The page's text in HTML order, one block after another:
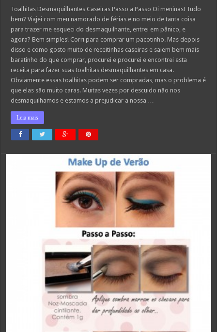
Desmaquilhantes
Passo
a
Passo
Toalhitas Desmaquilhantes Caseiras Passo a Passo Oi meninas! Tudo
bem? Viajei com meu namorado de férias e no meio de tanta coisa
para trazer me esqueci do desmaquilhante, entrei em pânico, e
agora? Bem simples! Corri para comprar um pacotinho. Mas depois
disso e como gosto muito de receitinhas caseiras e saiem bem mais
baratinho do que comprar, procurei e procurei e encontrei esta
receita para fazer suas toalhitas desmaquilhantes em casa.
Obviamente essas toalhitas podem ser compradas, mas o problema é
que elas são muito caras. Muitas vezes por descuido não nos
desmaquilhamos e estamos a prejudicar a nossa …
Leia mais